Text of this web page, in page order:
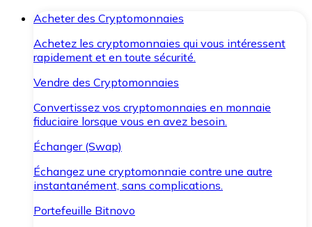
Acheter des Cryptomonnaies
Achetez les cryptomonnaies qui vous intéressent
rapidement et en toute sécurité.
Vendre des Cryptomonnaies
Convertissez vos cryptomonnaies en monnaie
fiduciaire lorsque vous en avez besoin.
Échanger (Swap)
Échangez une cryptomonnaie contre une autre
instantanément, sans complications.
Portefeuille Bitnovo